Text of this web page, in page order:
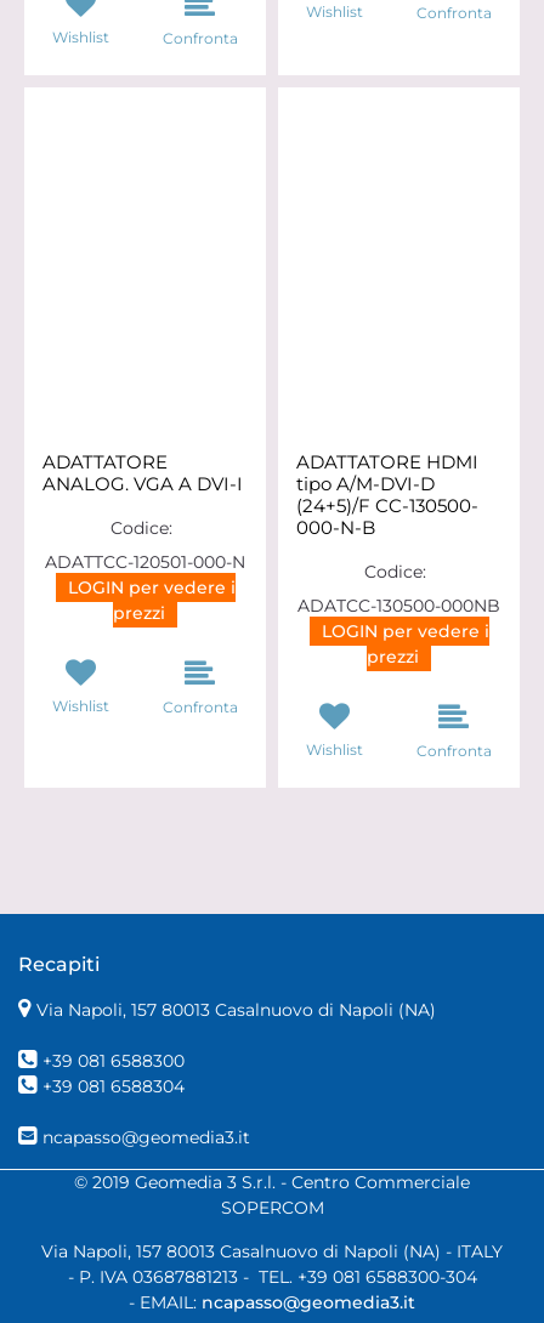
Wishlist Confronta
Wishlist Confronta
ADATTATORE
ANALOG. VGA A DVI-I
Codice:
ADATTCC-120501-000-N
LOGIN per vedere i
prezzi
Wishlist Confronta
ADATTATORE HDMI
tipo A/M-DVI-D
(24+5)/F CC-130500-
000-N-B
Codice:
ADATCC-130500-000NB
LOGIN per vedere i
prezzi
Wishlist Confronta
Recapiti
Via Napoli, 157 80013 Casalnuovo di Napoli (NA)
+39 081 6588300
+39 081 6588304
ncapasso@geomedia3.it
© 2019 Geomedia 3 S.r.l. - Centro Commerciale
SOPERCOM
Via Napoli, 157 80013 Casalnuovo di Napoli (NA) - ITALY
- P. IVA 03687881213 - TEL. +39 081 6588300-304
- EMAIL: ncapasso@geomedia3.it